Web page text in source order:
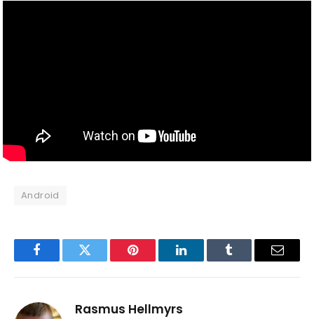
Android
FacebookTwitter Pinterest LinkedInTumblr Email
Rasmus Hellmyrs